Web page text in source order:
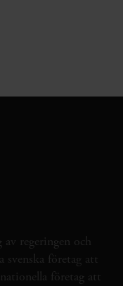
av regeringen och
företag att
företag att